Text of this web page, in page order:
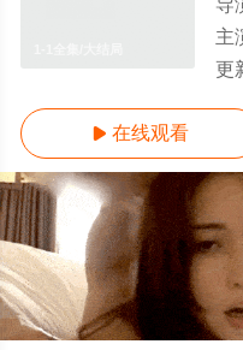
导
主
更
 在线观看